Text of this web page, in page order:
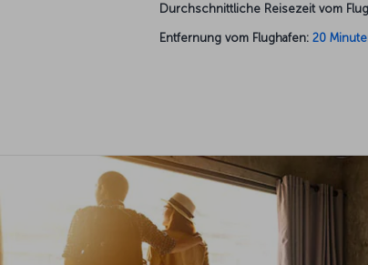
Durchschnittliche Reisezeit vom
Entfernung vom Flughafen: 20